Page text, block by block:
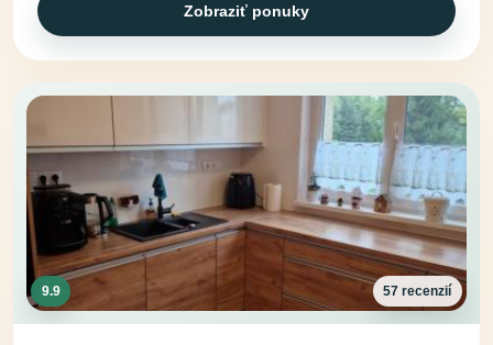
Zobraziť ponuky
9.9 57 recenzií